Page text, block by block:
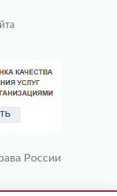
России